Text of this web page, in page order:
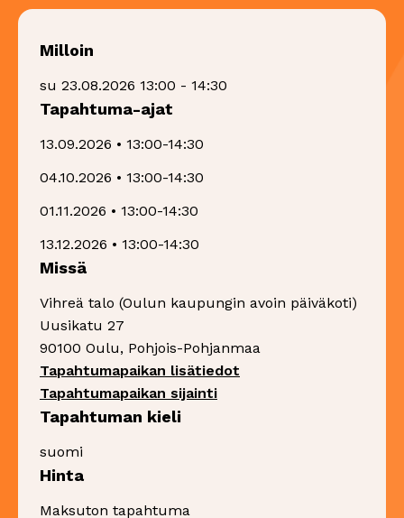
Milloin
su 23.08.2026 13:00 - 14:30
Tapahtuma-ajat
13.09.2026 • 13:00-14:30
04.10.2026 • 13:00-14:30
01.11.2026 • 13:00-14:30
13.12.2026 • 13:00-14:30
Missä
Vihreä talo (Oulun kaupungin avoin päiväkoti)
Uusikatu 27
90100 Oulu, Pohjois-Pohjanmaa
Tapahtumapaikan lisätiedot
Tapahtumapaikan sijaintiSivu avautuu uudessa
Tapahtuman kieli
suomi
Hinta
Maksuton tapahtuma